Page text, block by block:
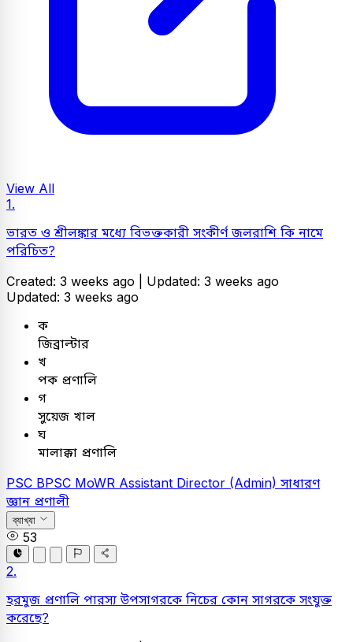
View All
1.
ভারত ও শ্রীলঙ্কার মধ্যে বিভক্তকারী সংকীর্ণ জলরাশি কি নামে
পরিচিত?
Created: 3 weeks ago | Updated: 3 weeks ago
Updated: 3 weeks ago
ক
জিব্রাল্টার
খ
পক প্রণালি
গ
সুয়েজ খাল
ঘ
মালাক্কা প্রণালি
PSC BPSC MoWR Assistant Director (Admin) সাধারণ
জ্ঞান প্রণালী
ব্যাখ্যা
53
2.
হরমুজ প্রণালি পারস্য উপসাগরকে নিচের কোন সাগরকে সংযুক্ত
করেছে?